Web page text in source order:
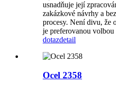
usnadňuje její
zakázkové návrhy a
procesy. Není divu, že
je preferovanou
dotazdetail
Ocel 2358